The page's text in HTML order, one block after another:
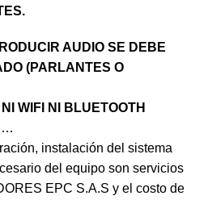
AUDIO SE DEBE
(PARLANTES O
WIFI NI BLUETOOTH
instalación del sistema
del equipo son servicios
EPC S.A.S y el costo de